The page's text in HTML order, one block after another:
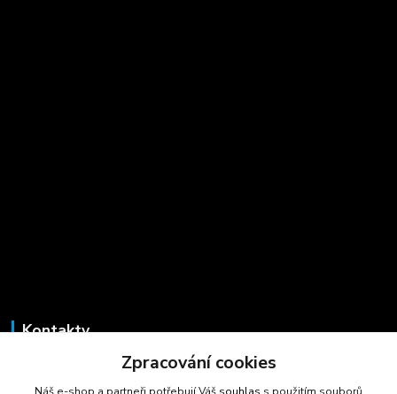
Kontakty
+420 723 725 881
Zpracování cookies